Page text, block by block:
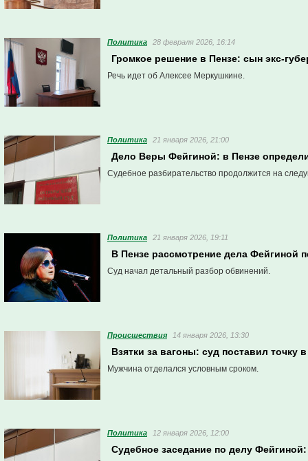
Политика 28 февраля 2026, 16:14
Громкое решение в Пензе: сын экс-
Речь идет об Алексее Меркушкине.
Политика 21 января 2026, 21:00
Дело Веры Фейгиной: в Пензе
Судебное разбирательство продолжится на
Политика 21 января 2026, 19:11
В Пензе рассмотрение дела Фейгиной
Суд начал детальный разбор обвинений.
Проиcшествия 14 января 2026, 13:30
Взятки за вагоны: суд поставил точку
Мужчина отделался условным сроком.
Политика 12 января 2026, 12:00
Судебное заседание по делу